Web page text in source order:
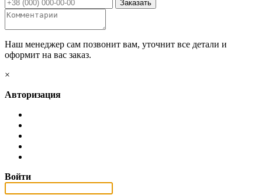
Наш менеджер сам позвонит вам, уточнит все детали и
оформит на вас заказ.
×
Авторизация
Войти